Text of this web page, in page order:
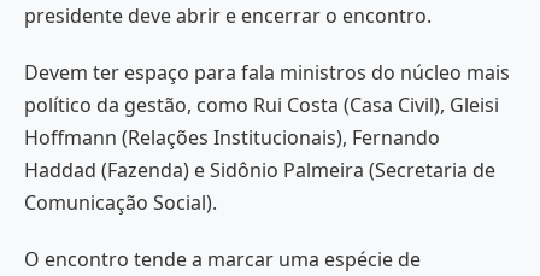
presidente deve abrir e encerrar o encontro.
Devem ter espaço para fala ministros do núcleo mais
político da gestão, como Rui Costa (Casa Civil), Gleisi
Hoffmann (Relações Institucionais), Fernando
Haddad (Fazenda) e Sidônio Palmeira (Secretaria de
Comunicação Social).
O encontro tende a marcar uma espécie de